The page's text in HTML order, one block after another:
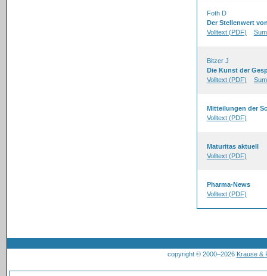
Foth D
Der Stellenwert
Volltext (PDF)
Bitzer J
Die Kunst der
Volltext (PDF)
Mitteilungen der
Volltext (PDF)
Maturitas aktuell
Volltext (PDF)
Pharma-News
Volltext (PDF)
copyright © 2000–2026 Krause &